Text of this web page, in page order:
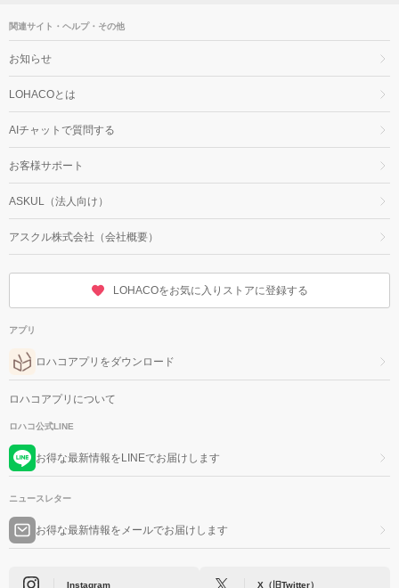
関連サイト・ヘルプ・その他
お知らせ
LOHACOとは
AIチャットで質問する
お客様サポート
ASKUL（法人向け）
アスクル株式会社（会社概要）
LOHACOをお気に入りストアに登録する
アプリ
ロハコアプリをダウンロード
ロハコアプリについて
ロハコ公式LINE
お得な最新情報をLINEでお届けします
ニュースレター
お得な最新情報をメールでお届けします
Instagram X（旧Twitter）